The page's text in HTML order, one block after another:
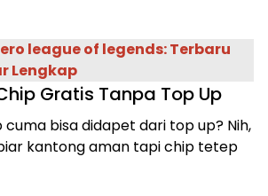
league of legends: Terbaru
Lengkap
Gratis Tanpa Top Up
cuma bisa didapet dari top up? Nih,
kantong aman tapi chip tetep